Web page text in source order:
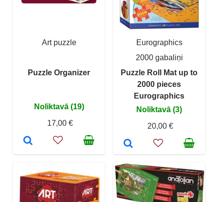
Art puzzle
Puzzle Organizer
Noliktavā (19)
17,00 €
Eurographics
2000 gabaliņi
Puzzle Roll Mat up to
2000 pieces
Eurographics
Noliktavā (3)
20,00 €